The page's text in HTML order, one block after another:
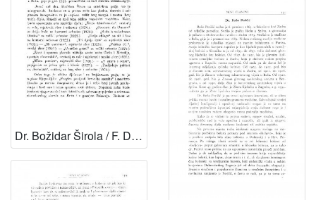
Dr. Božidar Širola / F. Dugan